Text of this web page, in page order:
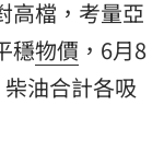
高檔，考量亞
穩物價 ，6月8
油合計各吸